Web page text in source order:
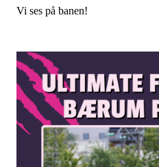
Vi ses på banen!